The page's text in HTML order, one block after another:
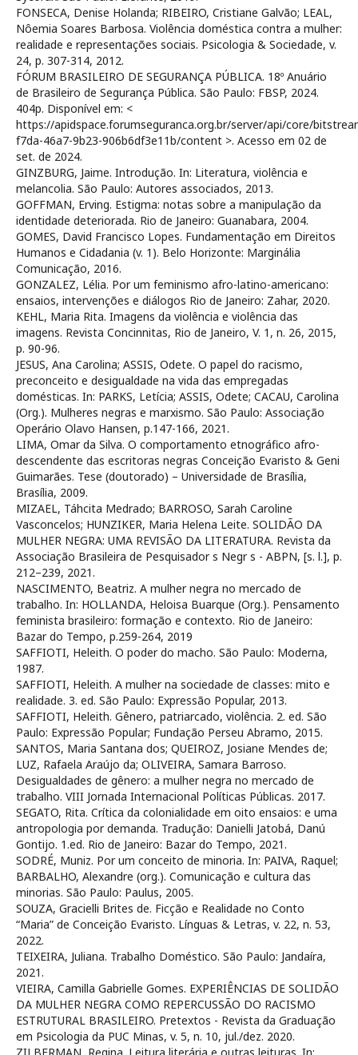
FONSECA, Denise Holanda; RIBEIRO, Cristiane Galvão; LEAL,
Nôemia Soares Barbosa. Violência doméstica contra a mulher:
realidade e representações sociais. Psicologia & Sociedade, v.
24, p. 307-314, 2012.
FÓRUM BRASILEIRO DE SEGURANÇA PÚBLICA. 18º Anuário
de Brasileiro de Segurança Pública. São Paulo: FBSP, 2024.
404p. Disponível em: <
https://apidspace.forumseguranca.org.br/server/api/core/
f7da-46a7-9b23-906b6df3e11b/content >. Acesso em 02 de
set. de 2024.
GINZBURG, Jaime. Introdução. In: Literatura, violência e
melancolia. São Paulo: Autores associados, 2013.
GOFFMAN, Erving. Estigma: notas sobre a manipulação da
identidade deteriorada. Rio de Janeiro: Guanabara, 2004.
GOMES, David Francisco Lopes. Fundamentação em Direitos
Humanos e Cidadania (v. 1). Belo Horizonte: Marginália
Comunicação, 2016.
GONZALEZ, Lélia. Por um feminismo afro-latino-americano:
ensaios, intervenções e diálogos Rio de Janeiro: Zahar, 2020.
KEHL, Maria Rita. Imagens da violência e violência das
imagens. Revista Concinnitas, Rio de Janeiro, V. 1, n. 26, 2015,
p. 90-96.
JESUS, Ana Carolina; ASSIS, Odete. O papel do racismo,
preconceito e desigualdade na vida das empregadas
domésticas. In: PARKS, Letícia; ASSIS, Odete; CACAU, Carolina
(Org.). Mulheres negras e marxismo. São Paulo: Associação
Operário Olavo Hansen, p.147-166, 2021.
LIMA, Omar da Silva. O comportamento etnográfico afro-
descendente das escritoras negras Conceição Evaristo & Geni
Guimarães. Tese (doutorado) – Universidade de Brasília,
Brasília, 2009.
MIZAEL, Táhcita Medrado; BARROSO, Sarah Caroline
Vasconcelos; HUNZIKER, Maria Helena Leite. SOLIDÃO DA
MULHER NEGRA: UMA REVISÃO DA LITERATURA. Revista da
Associação Brasileira de Pesquisador s Negr s - ABPN, [s. l.], p.
212–239, 2021.
NASCIMENTO, Beatriz. A mulher negra no mercado de
trabalho. In: HOLLANDA, Heloisa Buarque (Org.). Pensamento
feminista brasileiro: formação e contexto. Rio de Janeiro:
Bazar do Tempo, p.259-264, 2019
SAFFIOTI, Heleith. O poder do macho. São Paulo: Moderna,
1987.
SAFFIOTI, Heleith. A mulher na sociedade de classes: mito e
realidade. 3. ed. São Paulo: Expressão Popular, 2013.
SAFFIOTI, Heleith. Gênero, patriarcado, violência. 2. ed. São
Paulo: Expressão Popular; Fundação Perseu Abramo, 2015.
SANTOS, Maria Santana dos; QUEIROZ, Josiane Mendes de;
LUZ, Rafaela Araújo da; OLIVEIRA, Samara Barroso.
Desigualdades de gênero: a mulher negra no mercado de
trabalho. VIII Jornada Internacional Políticas Públicas. 2017.
SEGATO, Rita. Crítica da colonialidade em oito ensaios: e uma
antropologia por demanda. Tradução: Danielli Jatobá, Danú
Gontijo. 1.ed. Rio de Janeiro: Bazar do Tempo, 2021.
SODRÉ, Muniz. Por um conceito de minoria. In: PAIVA, Raquel;
BARBALHO, Alexandre (org.). Comunicação e cultura das
minorias. São Paulo: Paulus, 2005.
SOUZA, Gracielli Brites de. Ficção e Realidade no Conto
“Maria” de Conceição Evaristo. Línguas & Letras, v. 22, n. 53,
2022.
TEIXEIRA, Juliana. Trabalho Doméstico. São Paulo: Jandaíra,
2021.
VIEIRA, Camilla Gabrielle Gomes. EXPERIÊNCIAS DE SOLIDÃO
DA MULHER NEGRA COMO REPERCUSSÃO DO RACISMO
ESTRUTURAL BRASILEIRO. Pretextos - Revista da Graduação
em Psicologia da PUC Minas, v. 5, n. 10, jul./dez. 2020.
ZILBERMAN, Regina. Leitura literária e outras leituras. In: